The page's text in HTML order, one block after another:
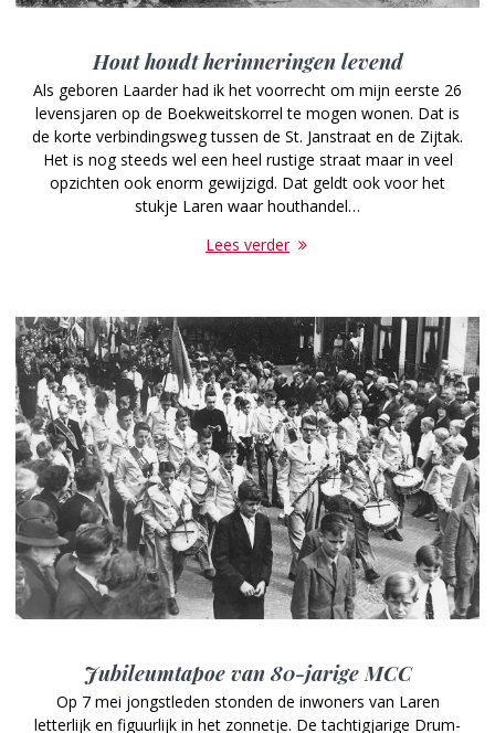
Hout houdt herinneringen levend
Als geboren Laarder had ik het voorrecht om mijn eerste 26
levensjaren op de Boekweitskorrel te mogen wonen. Dat is
de korte verbindingsweg tussen de St. Janstraat en de Zijtak.
Het is nog steeds wel een heel rustige straat maar in veel
opzichten ook enorm gewijzigd. Dat geldt ook voor het
stukje Laren waar houthandel…
Lees verder
Jubileumtapoe van 80-jarige MCC
Op 7 mei jongstleden stonden de inwoners van Laren
letterlijk en figuurlijk in het zonnetje. De tachtigjarige Drum-